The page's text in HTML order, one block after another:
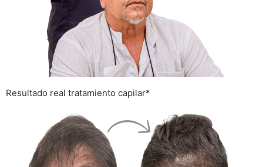
Resultado real tratamiento capilar*